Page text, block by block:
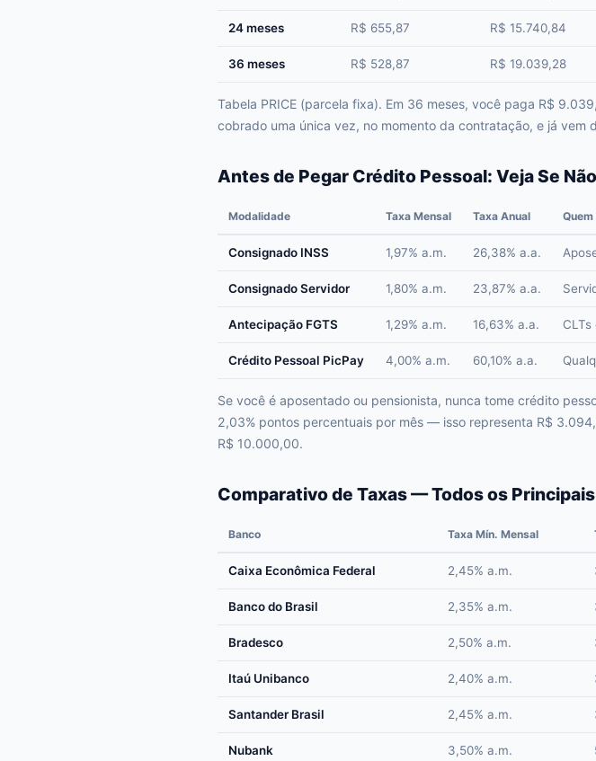
24 meses R$ 655,87 R$ 15.740,84
36 meses R$ 528,87 R$ 19.039,28
Tabela PRICE (parcela fixa). Em 36 meses, você paga R$
cobrado uma única vez, no momento da contratação, e já vem
Antes de Pegar Crédito Pessoal: Veja Se
Modalidade Taxa Mensal Taxa Anual
Consignado INSS 1,97% a.m. 26,38% a.a.
Consignado Servidor 1,80% a.m. 23,87% a.a.
Antecipação FGTS 1,29% a.m. 16,63% a.a.
Crédito Pessoal PicPay 4,00% a.m. 60,10% a.a.
Se você é aposentado ou pensionista, nunca tome crédito
2,03% pontos percentuais por mês — isso representa R$
R$ 10.000,00.
Comparativo de Taxas — Todos os
Banco Taxa Mín. Mensal
Caixa Econômica Federal 2,45% a.m.
Banco do Brasil 2,35% a.m.
Bradesco 2,50% a.m.
Itaú Unibanco 2,40% a.m.
Santander Brasil 2,45% a.m.
Nubank 3,50% a.m.